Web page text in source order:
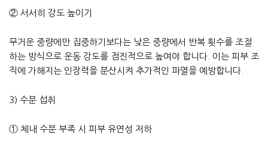
② 서서히 강도 높이기
무거운 중량에만 집중하기보다는 낮은 중량에서 반복 횟수를 조절
하는 방식으로 운동 강도를 점진적으로 높여야 합니다. 이는 피부 조
직에 가해지는 인장력을 분산시켜 추가적인 파열을 예방합니다.
3) 수분 섭취
① 체내 수분 부족 시 피부 유연성 저하